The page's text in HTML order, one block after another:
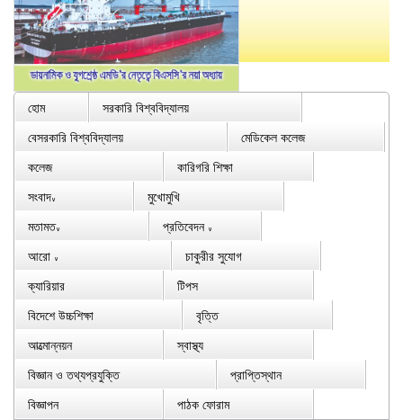
হোম
সরকারি বিশ্ববিদ্যালয়
বেসরকারি বিশ্ববিদ্যালয়
মেডিকেল কলেজ
কলেজ
কারিগরি শিক্ষা
সংবাদ∨
মুখোমুখি
মতামত∨ প্রতিবেদন ∨
আরো ∨
চাকুরীর সুযোগ
ক্যারিয়ার
টিপস
বিদেশে উচ্চশিক্ষা
বৃত্তি
আত্মোন্নয়ন
স্বাস্থ্য
বিজ্ঞান ও তথ্যপ্রযুক্তি
প্রাপ্তিস্থান
বিজ্ঞাপন
পাঠক ফোরাম